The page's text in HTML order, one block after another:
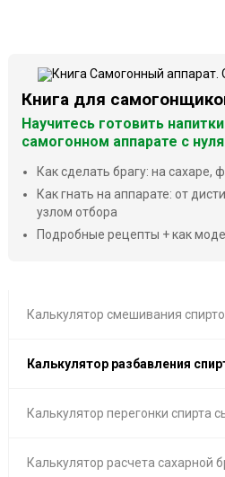
Калькулятор смешивания
Калькулятор разбавления
Калькулятор перегонки спирта
Калькулятор расчета сахарной
Книга для
Научитесь готовить
самогонном аппарате с
Как сделать брагу: на сахаре,
Как гнать на аппарате: от
узлом отбора
Подробные рецепты + как